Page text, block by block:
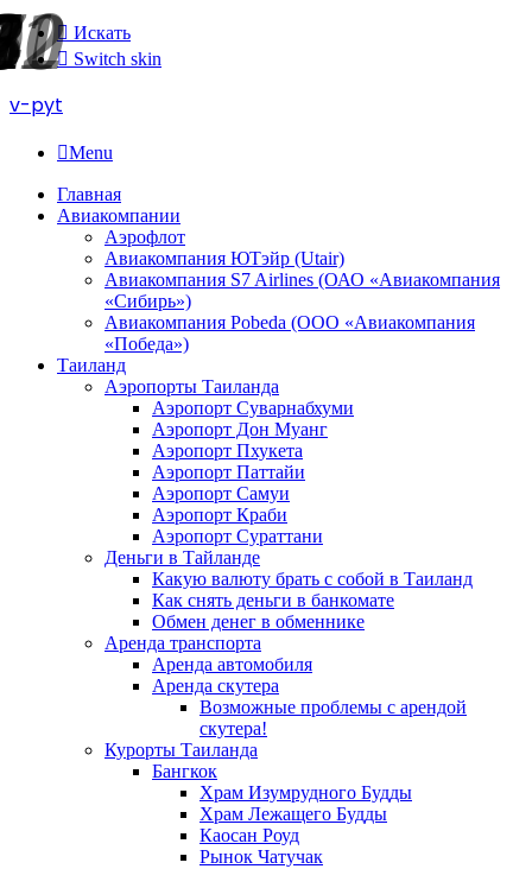
Искать
Switch skin
v-pyt
Menu
Главная
Авиакомпании
Аэрофлот
Авиакомпания ЮТэйр (Utair)
Авиакомпания S7 Airlines (ОАО «Авиакомпания
«Сибирь»)
Авиакомпания Pobeda (ООО «Авиакомпания
«Победа»)
Таиланд
Аэропорты Таиланда
Аэропорт Суварнабхуми
Аэропорт Дон Муанг
Аэропорт Пхукета
Аэропорт Паттайи
Аэропорт Самуи
Аэропорт Краби
Аэропорт Сураттани
Деньги в Тайланде
Какую валюту брать с собой в Таиланд
Как снять деньги в банкомате
Обмен денег в обменнике
Аренда транспорта
Аренда автомобиля
Аренда скутера
Возможные проблемы с арендой
скутера!
Курорты Таиланда
Бангкок
Храм Изумрудного Будды
Храм Лежащего Будды
Каосан Роуд
Рынок Чатучак